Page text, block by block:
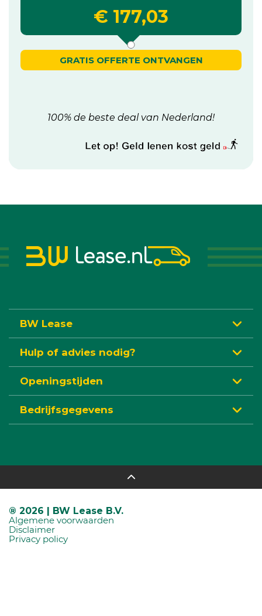
€ 177,03
GRATIS OFFERTE ONTVANGEN
100% de beste deal van Nederland!
BW Lease
Hulp of advies nodig?
Openingstijden
Bedrijfsgegevens
® 2026 | BW Lease B.V.
Algemene voorwaarden
Disclaimer
Privacy policy